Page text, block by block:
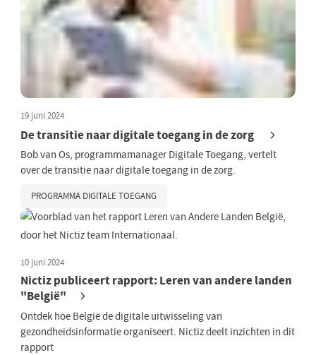
19 juni 2024
De transitie naar digitale toegang in de zorg
Bob van Os, programmamanager Digitale Toegang, vertelt
over de transitie naar digitale toegang in de zorg.
PROGRAMMA DIGITALE TOEGANG
10 juni 2024
Nictiz publiceert rapport: Leren van andere landen
"België"
Ontdek hoe België de digitale uitwisseling van
gezondheidsinformatie organiseert. Nictiz deelt inzichten in dit
rapport